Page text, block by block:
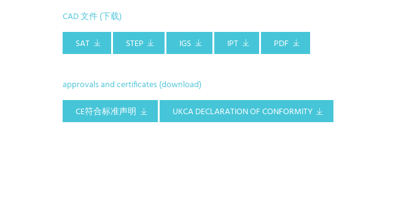
CAD 文件 (下载)
SAT
STEP IGS IPT PDF
approvals and certificates (download)
CE符合标准声明
UKCA DECLARATION OF CONFORMITY